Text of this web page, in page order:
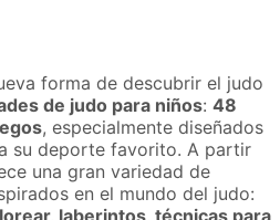
forma de descubrir el judo
de judo para niños: 48
, especialmente diseñados
su deporte favorito. A partir
una gran variedad de
en el mundo del judo: